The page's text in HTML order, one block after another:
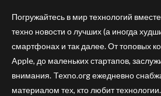
Погружайтесь в мир технологий
техно новости о лучших (а иногда
смартфонах и так далее. От топовых
Apple, до маленьких стартапов,
внимания. Texno.org ежедневно
материалом тех, кто любит технологии.